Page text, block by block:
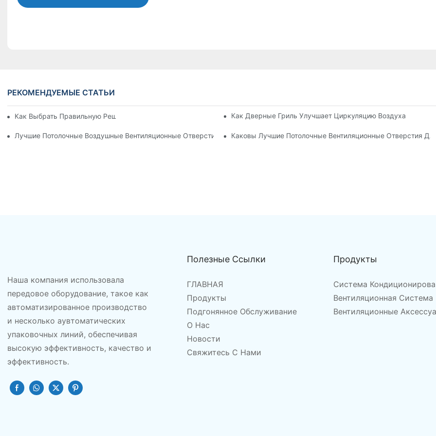
РЕКОМЕНДУЕМЫЕ СТАТЬИ
Как Выбрать Правильную Решетку Алюминиевой Вентиляции? Как Дверные Гриль Улучшает Циркуляцию Воздуха
Лучшие Потолочные Воздушные Вентиляционные Отверстия Каковы Лучшие Потолочные Вентиляционные Отверстия
Наша компания использовала
передовое оборудование, такое как
автоматизированное производство
и несколько аувтоматических
упаковочных линий, обеспечивая
высокую эффективность, качество и
эффективность.
Полезные Ссылки
ГЛАВНАЯ
Продукты
Подгонянное Обслуживание
О Нас
Новости
Свяжитесь С Нами
Продукты
Система
Вентиляционная Система
Вентиляционные